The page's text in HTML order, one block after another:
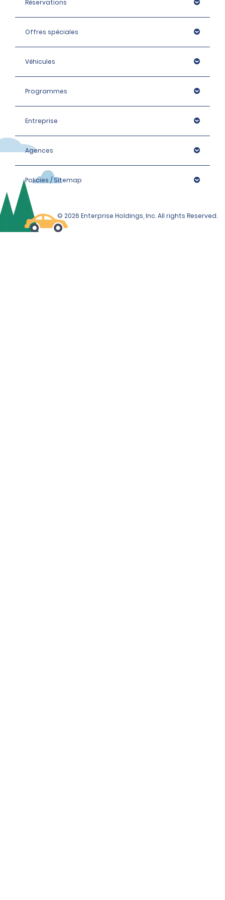
Réservations
Offres spéciales
Véhicules
Programmes
Entreprise
Agences
Policies / Sitemap
© 2026 Enterprise Holdings, Inc. All rights Reserved.